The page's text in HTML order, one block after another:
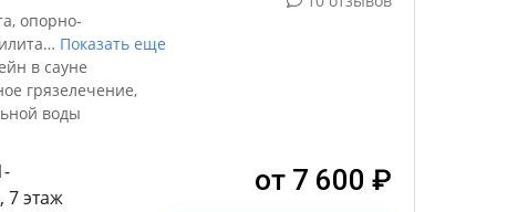
опорно-
… Показать еще
в сауне
грязелечение,
воды
7 этаж
от 7 600 ₽